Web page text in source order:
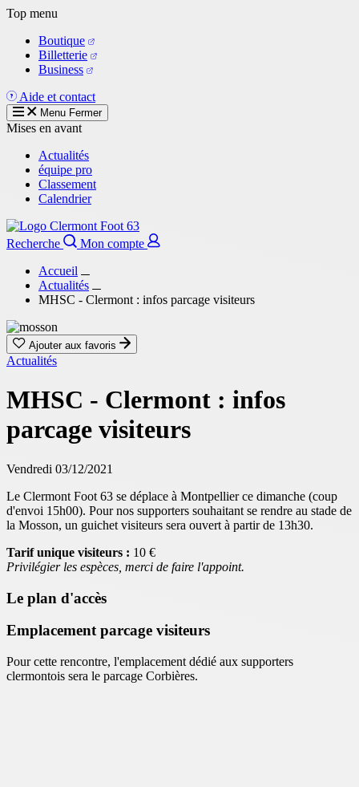
Aller
contenu
principal
Top menu
Boutique
Billetterie
Business
Aide et contact
Menu Fermer
Mises en avant
Actualités
équipe pro
Classement
Calendrier
Recherche
Mon compte
Accueil
Actualités
MHSC - Clermont : infos parcage visiteurs
Ajouter aux favoris
Actualités
MHSC - Clermont : infos
parcage visiteurs
Vendredi 03/12/2021
Le Clermont Foot 63 se déplace à Montpellier ce dimanche (coup
d'envoi 15h00). Pour nos supporters souhaitant se rendre au stade de
la Mosson, un guichet visiteurs sera ouvert à partir de 13h30.
Tarif unique visiteurs : 10 €
Privilégier les espèces, merci de faire l'appoint.
Le plan d'accès
Emplacement parcage visiteurs
Pour cette rencontre, l'emplacement dédié aux supporters
clermontois sera le parcage Corbières.